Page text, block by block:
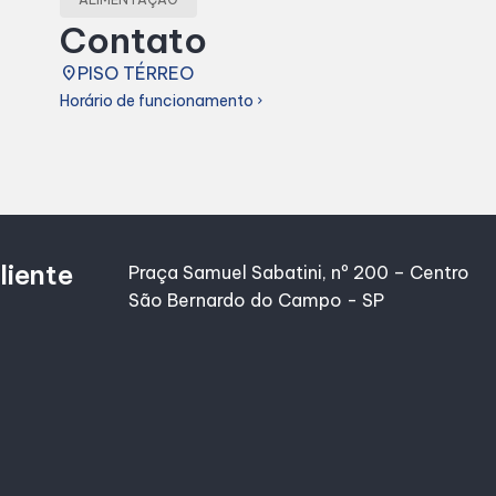
Contato
placePISO TÉRREO
Horário de funcionamento chevron_right
Praça Samuel Sabatini, nº 200 – Centro
São Bernardo do Campo - SP